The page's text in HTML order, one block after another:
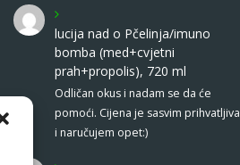
lucija nad o Pčelinja/imuno
bomba (med+cvjetni
prah+propolis), 720 ml
Odličan okus i nadam se da će
pomoći. Cijena je sasvim prihvatljiva
i naručujem opet:)